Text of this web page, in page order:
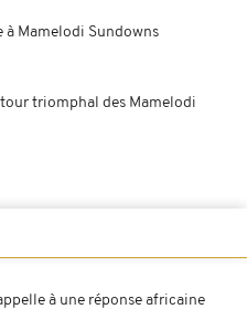
à Mamelodi Sundowns
triomphal des Mamelodi
à une réponse africaine